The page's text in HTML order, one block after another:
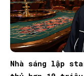
Nhà sáng lập